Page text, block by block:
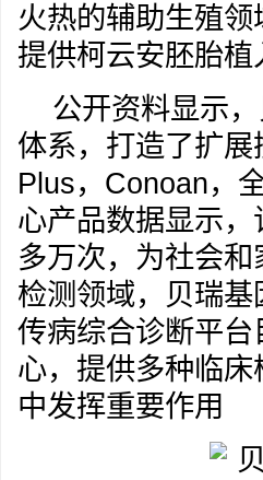
火热的辅助生殖
提供柯云安胚胎
公开资料显示
体系，打造了扩
Plus，Conoan，
心产品数据显示
多万次，为社会
检测领域，贝瑞
传病综合诊断平
心，提供多种临
中发挥重要作用